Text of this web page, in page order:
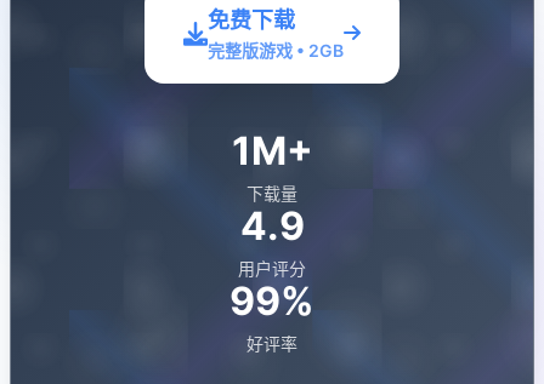
免费下载
完整版游戏 • 2GB
1M+
下载量
4.9
用户评分
99%
好评率